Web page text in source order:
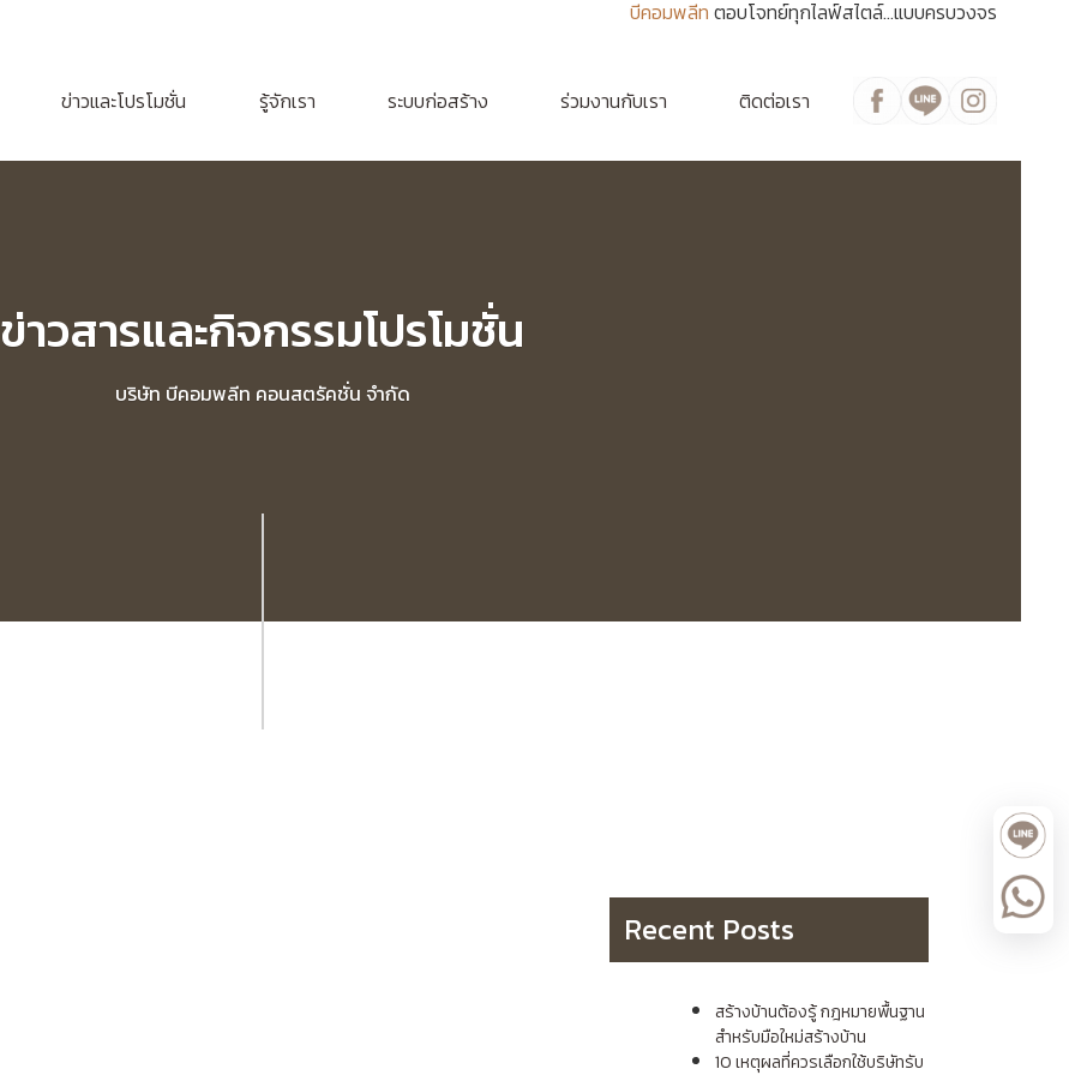
บีคอมพลีท ตอบโจทย์ทุกไลฟ์สไตล์...แบบครบวงจร
ข่าวและโปรโมชั่น รู้จักเรา ระบบก่อสร้าง ร่วมงานกับเรา ติดต่อเรา
ข่าวสารและกิจกรรมโปรโมชั่น
บริษัท บีคอมพลีท คอนสตรัคชั่น จำกัด
Recent Posts
สร้างบ้านต้องรู้ กฎหมายพื้นฐาน
สำหรับมือใหม่สร้างบ้าน
10 เหตุผลที่ควรเลือกใช้บริษัทรับ